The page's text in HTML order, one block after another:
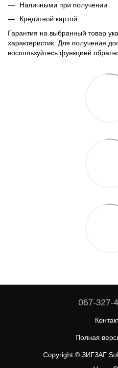
Наличными при получении
Кредитной картой
Гарантия на выбранный товар
характеристик. Для получения
воспользуйтесь функцией
067-327-
Полная
Copyright © ЗИГЗАГ